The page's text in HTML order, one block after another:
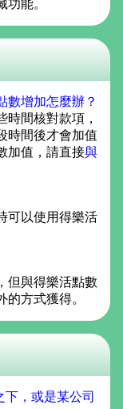
功能。
數增加怎麼辦？
間核對款項，
時間後才會加值
加值，請直接與
可以使用得樂活
但與得樂活點數
方式獲得。
，或是某公司